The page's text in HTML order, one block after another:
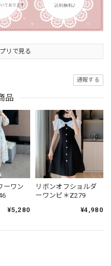
リで見る
通報する
品
ーワン
¥5,280
リボンオフショルダ
ーワンピ＊Z279
¥4,980